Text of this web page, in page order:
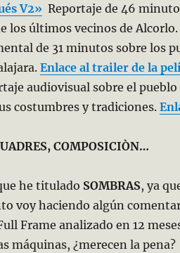
V2» Reportaje de 46
los últimos vecinos de Alcorlo.
de 31 minutos sobre los
Enlace al trailer de la
audiovisual sobre el
costumbres y tradiciones.
COMPOSICIÒN…
he titulado SOMBRAS, ya
voy haciendo algún
Frame analizado en 12
máquinas, ¿merecen la pena?